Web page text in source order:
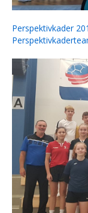
Perspektivkader